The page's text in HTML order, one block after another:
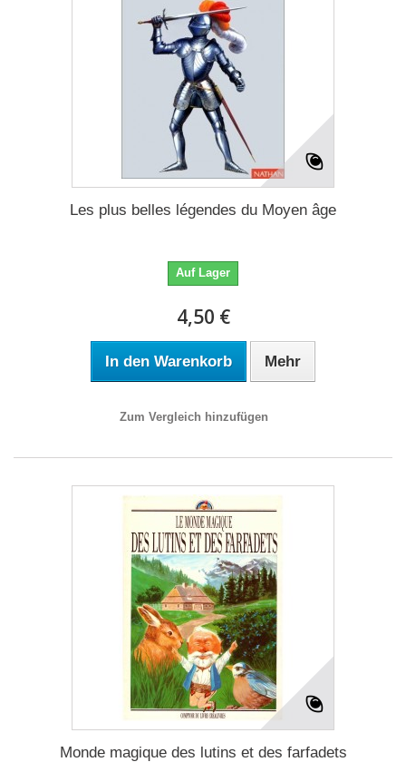
Les plus belles légendes du Moyen âge
Auf Lager
4,50 €
In den Warenkorb Mehr
Zum Vergleich hinzufügen
Monde magique des lutins et des farfadets